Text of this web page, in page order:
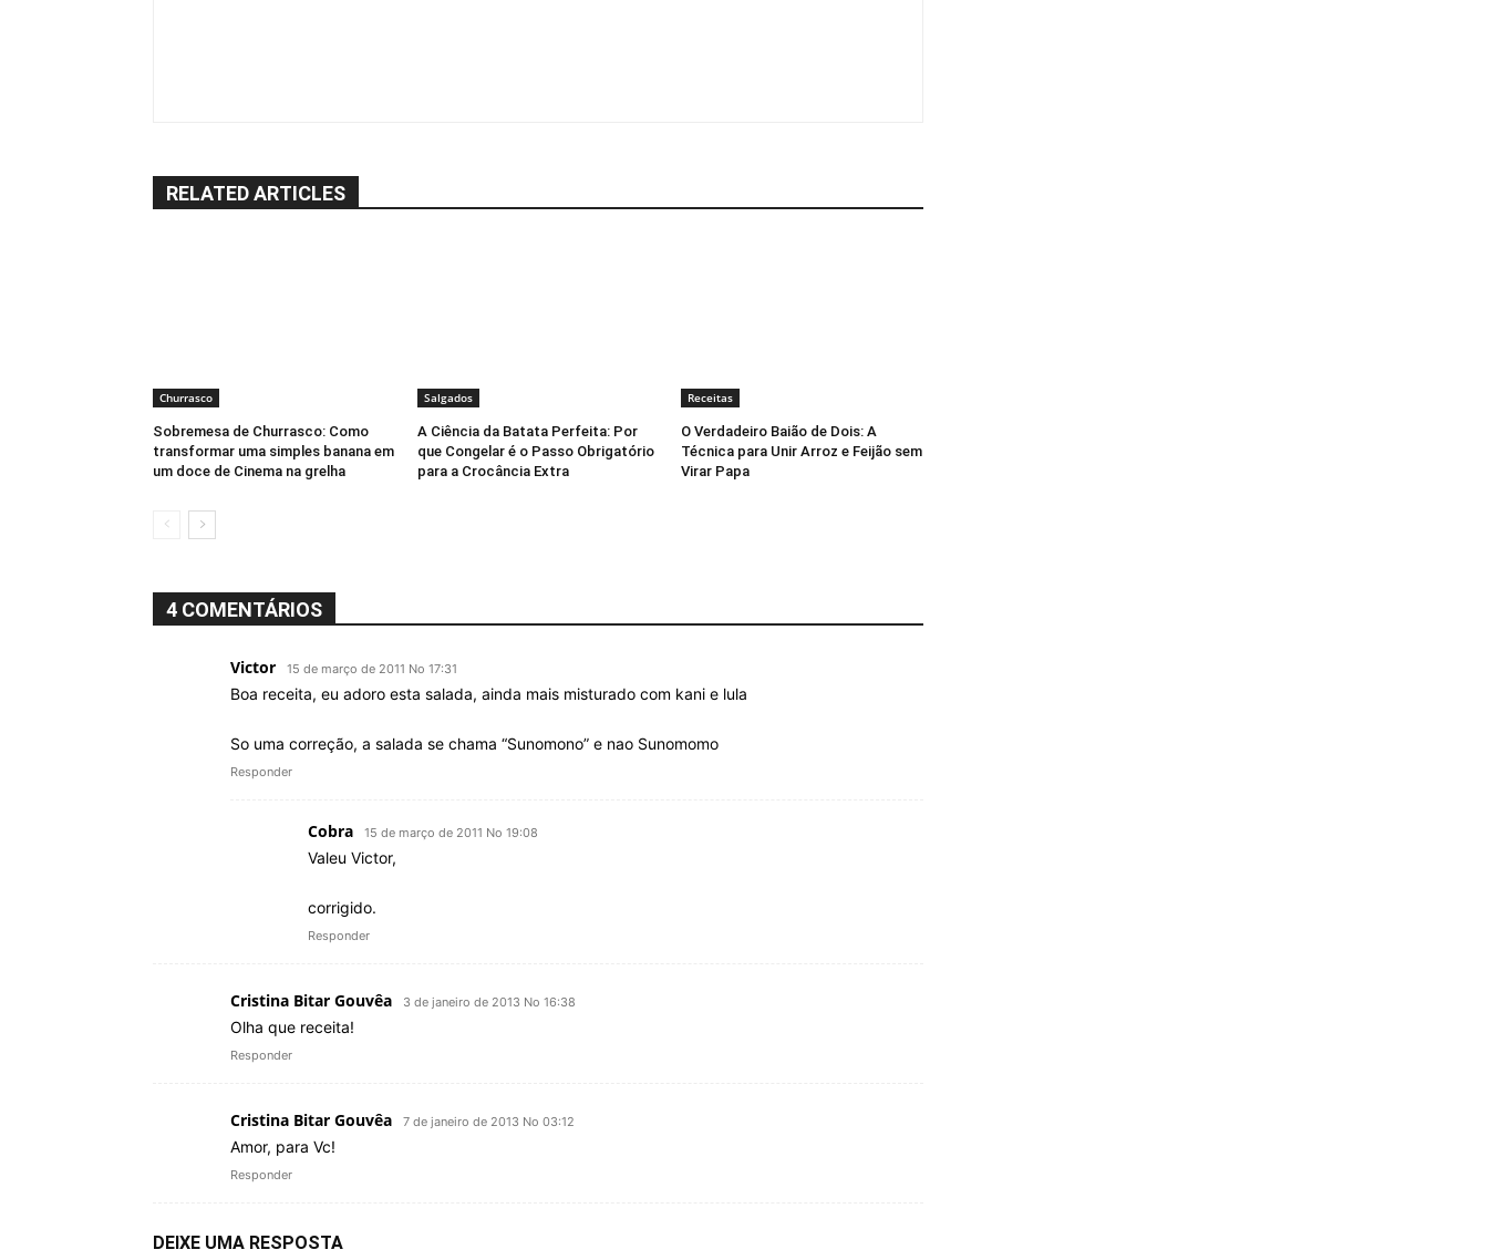
RELATED ARTICLES
Churrasco
Sobremesa de Churrasco: Como
transformar uma simples banana em
um doce de Cinema na grelha
Salgados
A Ciência da Batata Perfeita: Por
que Congelar é o Passo Obrigatório
para a Crocância Extra
Receitas
O Verdadeiro Baião de Dois: A
Técnica para Unir Arroz e Feijão sem
Virar Papa
4 COMENTÁRIOS
Victor 15 de março de 2011 No 17:31
Boa receita, eu adoro esta salada, ainda mais misturado com kani e lula
So uma correção, a salada se chama “Sunomono” e nao Sunomomo
Responder
Cobra 15 de março de 2011 No 19:08
Valeu Victor,
corrigido.
Responder
Cristina Bitar Gouvêa 3 de janeiro de 2013 No 16:38
Olha que receita!
Responder
Cristina Bitar Gouvêa 7 de janeiro de 2013 No 03:12
Amor, para Vc!
Responder
DEIXE UMA RESPOSTA